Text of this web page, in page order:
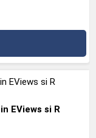
EViews si R